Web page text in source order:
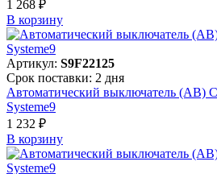
1 268 ₽
В корзинy
Артикул: S9F22125
Срок поставки: 2 дня
Автоматический выключатель (АВ)
Systeme9
1 232 ₽
В корзинy